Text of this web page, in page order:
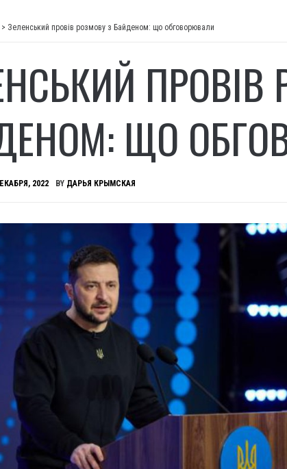
> Зеленський провів розмову з Байденом: що обговорювали
ПРОВІВ
ЩО
2022 BY ДАРЬЯ КРЫМСКАЯ